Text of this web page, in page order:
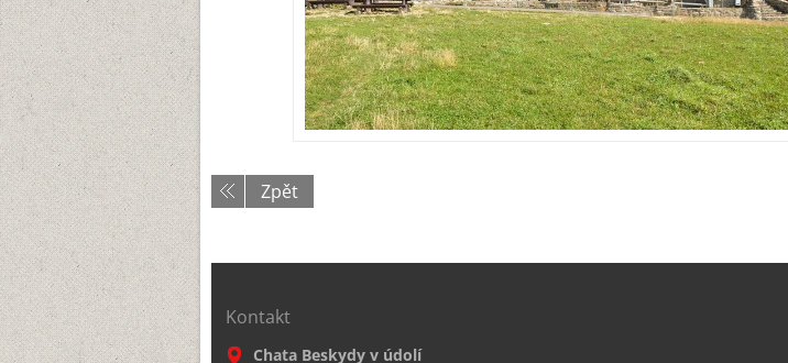
Zpět
Kontakt
Chata Beskydy v údolí